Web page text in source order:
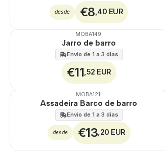
desde €8 ,40 EUR
MOBA149
Jarro de barro
Envio de 1 a 3 dias
€11 ,52 EUR
MOBA121
Assadeira Barco de barro
Envio de 1 a 3 dias
desde €13 ,20 EUR